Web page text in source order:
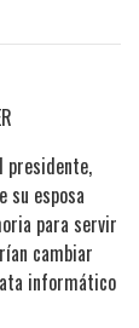
presidente,
su esposa
para servir
cambiar
informático